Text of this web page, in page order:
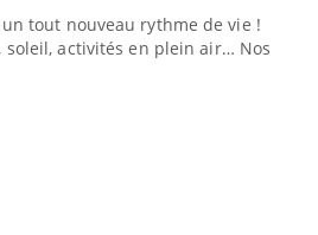
tout nouveau rythme de vie !
soleil, activités en plein air… Nos